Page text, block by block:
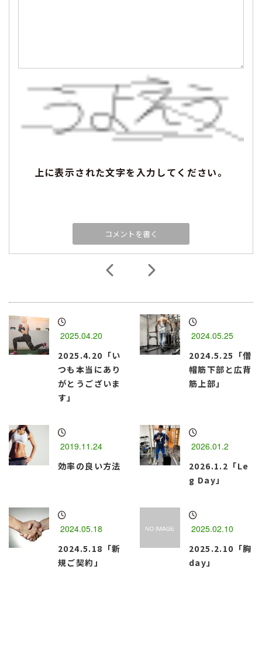
上に表示された文字を入力してください。
2025.04.20
2025.4.20「い
つも本当にあり
がとうございま
す」
2024.05.25
2024.5.25「僧
帽筋下部と広背
筋上部」
2019.11.24
効率の良い方法
2026.01.2
2026.1.2「Le
g Day」
2024.05.18
2024.5.18「新
規ご契約」
2025.02.10
2025.2.10「胸
day」